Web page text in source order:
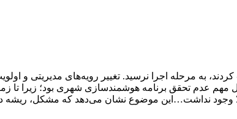
به مرحله اجرا نرسید. تغییر رویه‌های مدیریتی و
بالا وجود نداشت…این موضوع نشان می‌دهد که مشکل،